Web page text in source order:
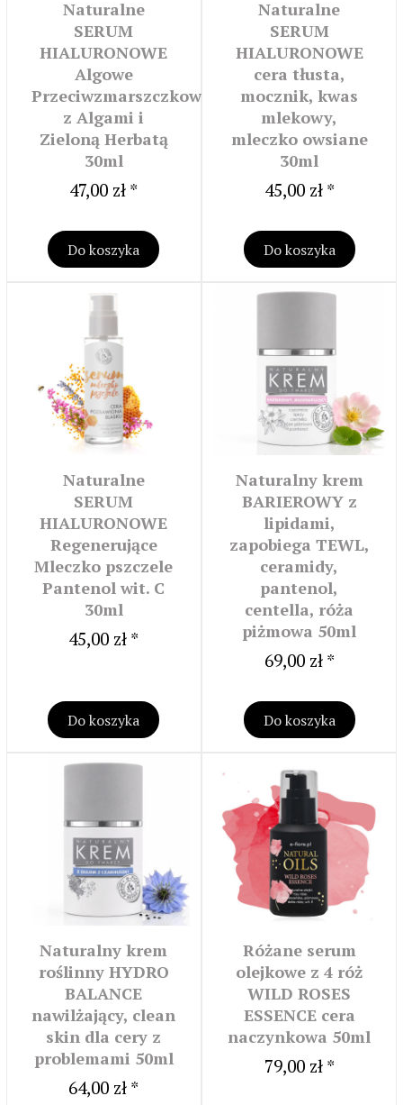
Naturalne
SERUM
HIALURONOWE
Algowe
Przeciwzmarszczkowe
z Algami i
Zieloną Herbatą
30ml
47,00 zł *
Do koszyka
Naturalne
SERUM
HIALURONOWE
cera tłusta,
mocznik, kwas
mlekowy,
mleczko owsiane
30ml
45,00 zł *
Do koszyka
Naturalne
SERUM
HIALURONOWE
Regenerujące
Mleczko pszczele
Pantenol wit. C
30ml
45,00 zł *
Do koszyka
Naturalny krem
BARIEROWY z
lipidami,
zapobiega TEWL,
ceramidy,
pantenol,
centella, róża
piżmowa 50ml
69,00 zł *
Do koszyka
Naturalny krem
roślinny HYDRO
BALANCE
nawilżający, clean
skin dla cery z
problemami 50ml
64,00 zł *
Różane serum
olejkowe z 4 róż
WILD ROSES
ESSENCE cera
naczynkowa 50ml
79,00 zł *